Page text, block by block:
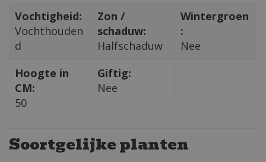
Vochtigheid:
Vochthouden
d
Zon /
schaduw:
Halfschaduw
Wintergroen
:
Nee
Hoogte in
CM:
50
Giftig:
Nee
Soortgelijke planten